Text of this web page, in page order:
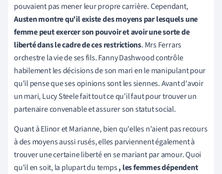
pouvaient pas mener leur propre carrière. Cependant,
Austen montre qu'il existe des moyens par lesquels une
femme peut exercer son pouvoir et avoir une sorte de
liberté dans le cadre de ces restrictions. Mrs Ferrars
orchestre la vie de ses fils. Fanny Dashwood contrôle
habilement les décisions de son mari en le manipulant pour
qu'il pense que ses opinions sont les siennes. Avant d'avoir
un mari, Lucy Steele fait tout ce qu'il faut pour trouver un
partenaire convenable et assurer son statut social.
Quant à Elinor et Marianne, bien qu'elles n'aient pas recours
à des moyens aussi rusés, elles parviennent également à
trouver une certaine liberté en se mariant par amour. Quoi
qu'il en soit, la plupart du temps, les femmes dépendent